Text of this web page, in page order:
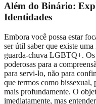
Além do Binário:
Identidades
Embora você possa estar
ser útil saber que existe
guarda-chuva LGBTQ+. Os
poderosas para a
para servi-lo, não para
que termos como bissexual,
mais profundamente. O
imediatamente, mas